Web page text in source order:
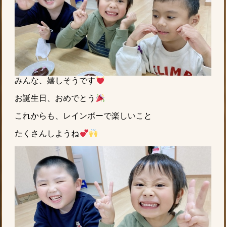
みんな、嬉しそうです
お誕生日、おめでとう
これからも、レインボーで楽しいこと
たくさんしようね